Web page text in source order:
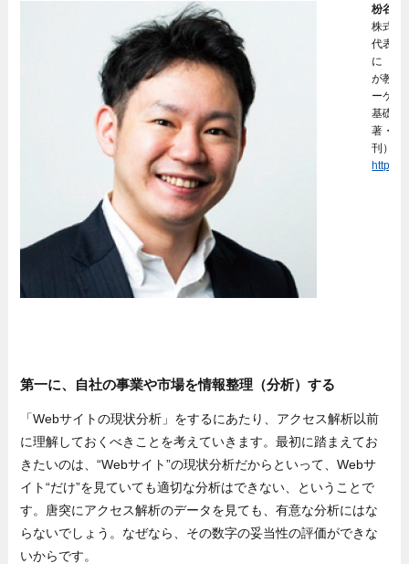
枌谷
株式会
代表取
に『現
が教え
ーケテ
基礎知
著・マ
刊）
https://
第一に、自社の事業や市場を情報整理（分析）する
「Webサイトの現状分析」をするにあたり、アクセス解析以前
に理解しておくべきことを考えていきます。最初に踏まえてお
きたいのは、“Webサイト”の現状分析だからといって、Webサ
イト“だけ”を見ていても適切な分析はできない、ということで
す。唐突にアクセス解析のデータを見ても、有意な分析にはな
らないでしょう。なぜなら、その数字の妥当性の評価ができな
いからです。